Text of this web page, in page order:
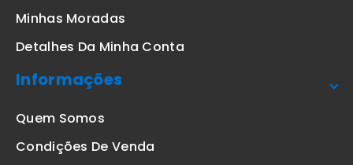
Minhas Moradas
Detalhes Da Minha Conta
Informações
Quem Somos
Condições De Venda